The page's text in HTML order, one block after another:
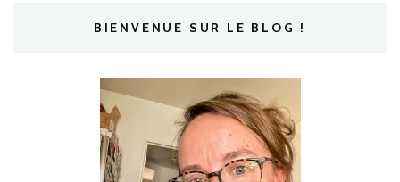
BIENVENUE SUR LE BLOG !